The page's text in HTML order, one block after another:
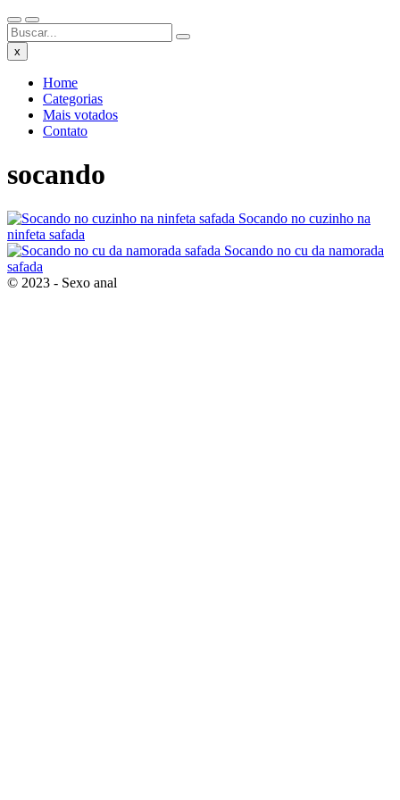
x
Home
Categorias
Mais votados
Contato
socando
Socando no cuzinho na
ninfeta safada
Socando no cu da namorada
safada
© 2023 - Sexo anal